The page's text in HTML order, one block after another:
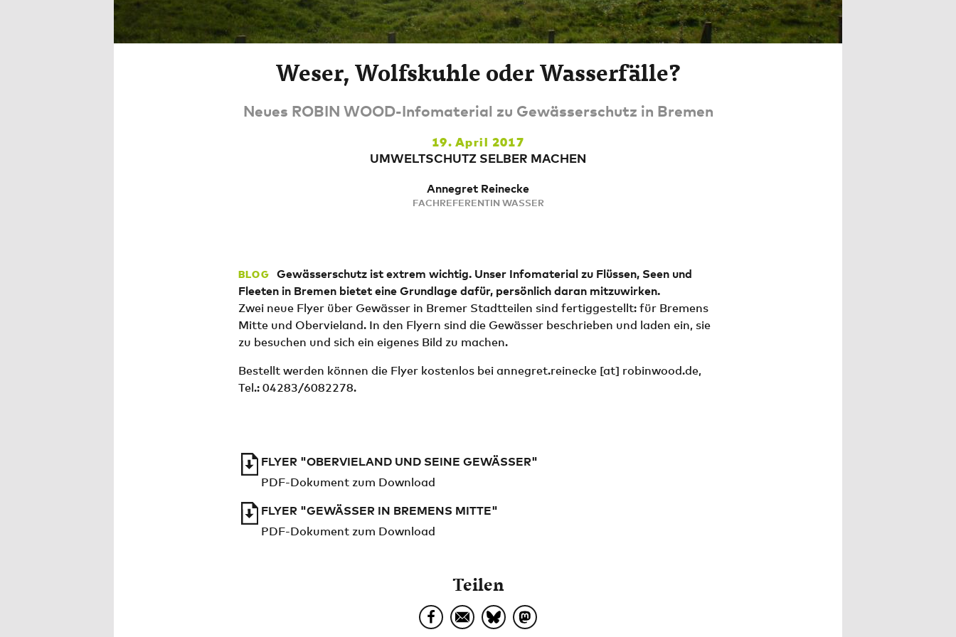
Weser, Wolfskuhle oder Wasserfälle?
Neues ROBIN WOOD-Infomaterial zu Gewässerschutz in Bremen
19. April 2017
UMWELTSCHUTZ SELBER MACHEN
Annegret Reinecke
FACHREFERENTIN WASSER
BLOG
Gewässerschutz ist extrem wichtig. Unser Infomaterial zu Flüssen, Seen und
Fleeten in Bremen bietet eine Grundlage dafür, persönlich daran mitzuwirken.
Zwei neue Flyer über Gewässer in Bremer Stadtteilen sind fertiggestellt: für Bremens
Mitte und Obervieland. In den Flyern sind die Gewässer beschrieben und laden ein, sie
zu besuchen und sich ein eigenes Bild zu machen.
Bestellt werden können die Flyer kostenlos bei annegret.reinecke[at] robinwood.de,
Tel.: 04283/6082278.
FLYER "OBERVIELAND UND SEINE GEWÄSSER"
PDF-Dokument zum Download
FLYER "GEWÄSSER IN BREMENS MITTE"
PDF-Dokument zum Download
Teilen